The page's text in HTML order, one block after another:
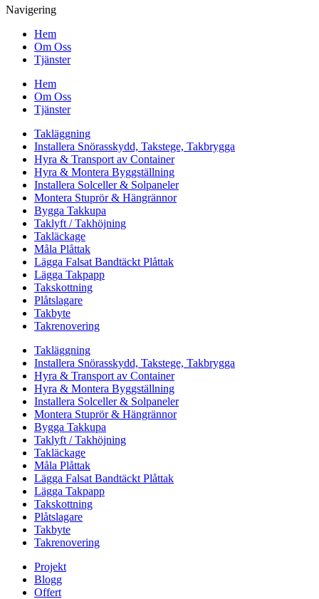
Navigering
Hem
Om Oss
Tjänster
Hem
Om Oss
Tjänster
Takläggning
Installera Snörasskydd, Takstege, Takbrygga
Hyra & Transport av Container
Hyra & Montera Byggställning
Installera Solceller & Solpaneler
Montera Stuprör & Hängrännor
Bygga Takkupa
Taklyft / Takhöjning
Takläckage
Måla Plåttak
Lägga Falsat Bandtäckt Plåttak
Lägga Takpapp
Takskottning
Plåtslagare
Takbyte
Takrenovering
Takläggning
Installera Snörasskydd, Takstege, Takbrygga
Hyra & Transport av Container
Hyra & Montera Byggställning
Installera Solceller & Solpaneler
Montera Stuprör & Hängrännor
Bygga Takkupa
Taklyft / Takhöjning
Takläckage
Måla Plåttak
Lägga Falsat Bandtäckt Plåttak
Lägga Takpapp
Takskottning
Plåtslagare
Takbyte
Takrenovering
Projekt
Blogg
Offert